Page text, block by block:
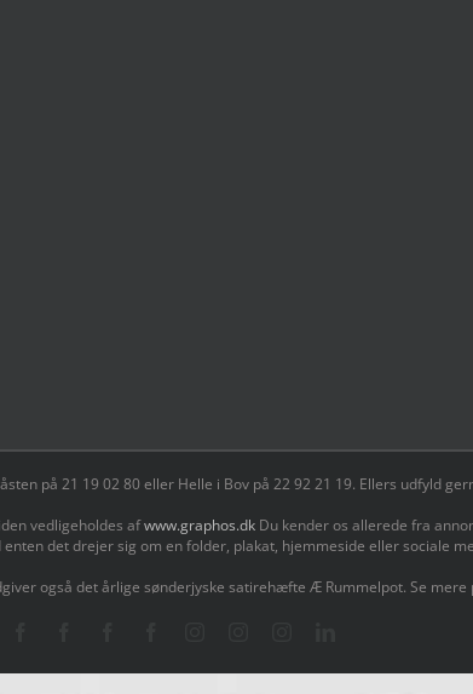
på 21 19 02 80 ‬eller Helle i Bov på 22 92 21 19‬. Ellers udfyld
vedligeholdes afwww.graphos.dk Du kender os allerede fra
det drejer sig om en folder, plakat, hjemmeside eller sociale
også det årlige sønderjyske satirehæfte Æ Rummelpot. Se mere